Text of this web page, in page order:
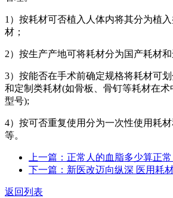
1）按耗材可否植入人体内将其分为植
材；
2）按生产产地可将耗材分为国产耗材和
3）按能否在手术前确定规格将耗材可
和定制类耗材(如骨板、骨钉等耗材在
型号);
4）按可否重复使用分为一次性使用耗
等。
上一篇：正常人的血脂多少算正
下一篇：新医改迈向纵深 医用耗
返回列表